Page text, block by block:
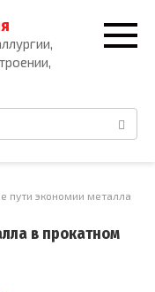
пути экономии металла
в прокатном